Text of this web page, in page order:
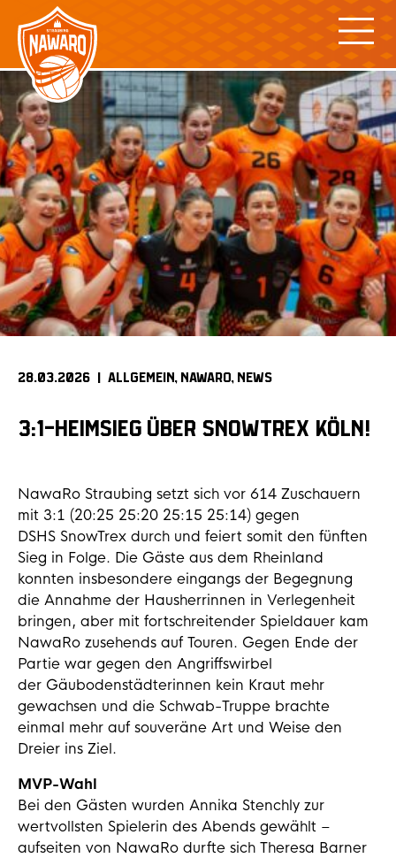
content
28.03.2026 | ALLGEMEIN NAWARO NEWS
3:1-HEIMSIEG ÜBER SNOWTREX KÖLN!
NawaRo Straubing setzt sich vor 614 Zuschauern
mit 3:1 (20:25 25:20 25:15 25:14) gegen
DSHS SnowTrex durch und feiert somit den fünften
Sieg in Folge. Die Gäste aus dem Rheinland
konnten insbesondere eingangs der Begegnung
die Annahme der Hausherrinnen in Verlegenheit
bringen, aber mit fortschreitender Spieldauer kam
NawaRo zusehends auf Touren. Gegen Ende der
Partie war gegen den Angriffswirbel
der Gäubodenstädterinnen kein Kraut mehr
gewachsen und die Schwab-Truppe brachte
einmal mehr auf souveräne Art und Weise den
Dreier ins Ziel.
MVP-Wahl
Bei den Gästen wurden Annika Stenchly zur
wertvollsten Spielerin des Abends gewählt –
aufseiten von NawaRo durfte sich Theresa Barner